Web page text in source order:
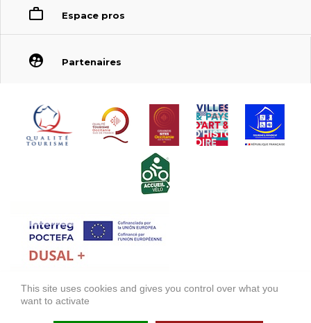
Espace pros
Partenaires
FONDS EUROPÉEN DE DÉVELOPPEMENT RÉGIONAL (FEDER)
This site uses cookies and gives you control over what you
want to activate